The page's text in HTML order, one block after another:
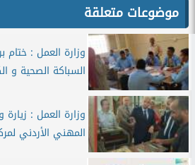
موضوعات متعلقة
وزارة العمل : ختام
السباكة الصحية و
وزارة العمل :
المهني الأردني